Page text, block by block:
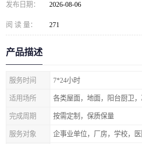
发布日期： 2026-08-06
阅 读 量： 271
产品描述
服务时间 7*24小时
适用场所
完成周期 按需定制，保质保量
服务对象